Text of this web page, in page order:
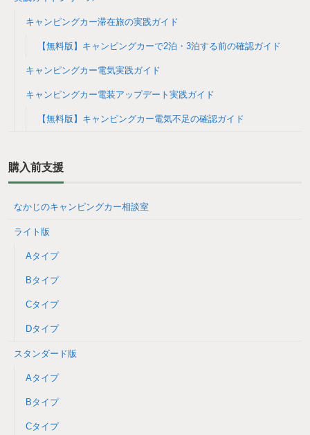
キャンピングカー滞在旅の実践ガイド
【無料版】キャンピングカーで2泊・3泊する前の確認ガイド
キャンピングカー電気実践ガイド
キャンピングカー電装アップデート実践ガイド
【無料版】キャンピングカー電気不足の確認ガイド
購入前支援
なかじのキャンピングカー相談室
ライト版
Aタイプ
Bタイプ
Cタイプ
Dタイプ
スタンダード版
Aタイプ
Bタイプ
Cタイプ